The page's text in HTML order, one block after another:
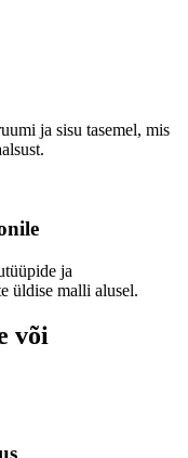
ja sisu tasemel, mis
ja
üldise malli alusel.
või